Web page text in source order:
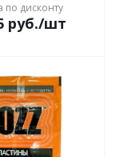
по дисконту
руб./шт